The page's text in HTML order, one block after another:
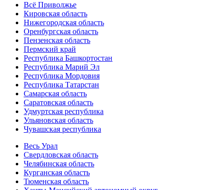
Всё Приволжье
Кировская область
Нижегородская область
Оренбургская область
Пензенская область
Пермский край
Республика Башкортостан
Республика Марий Эл
Республика Мордовия
Республика Татарстан
Самарская область
Саратовская область
Удмуртская республика
Ульяновская область
Чувашская республика
Весь Урал
Свердловская область
Челябинская область
Курганская область
Тюменская область